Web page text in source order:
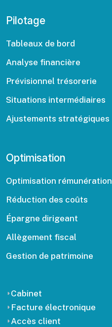
Pilotage
Tableaux de bord
Analyse financière
Prévisionnel trésorerie
Situations intermédiaires
Ajustements stratégiques
Optimisation
Optimisation rémunération
Réduction des coûts
Épargne dirigeant
Allègement fiscal
Gestion de patrimoine
Cabinet
Facture électronique
Accès client